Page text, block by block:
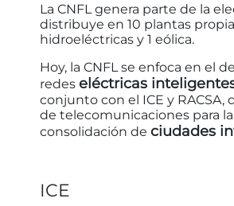
La CNFL genera parte de la
distribuye en 10 plantas
hidroeléctricas y 1 eólica.
Hoy, la CNFL se enfoca en el
redes eléctricas
conjunto con el ICE y RACSA,
de telecomunicaciones para la
consolidación de ciudades
ICE